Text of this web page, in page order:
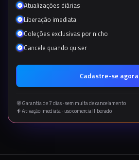
Atualizações diárias
Liberação imediata
Coleções exclusivas por nicho
Cancele quando quiser
Cadastre-se agora
Garantia de 7 dias · sem multa de cancelamento
Ativação imediata · uso comercial liberado